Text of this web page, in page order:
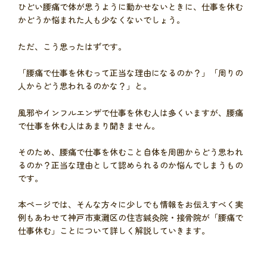
ひどい腰痛で体が思うように動かせないときに、仕事を休む
かどうか悩まれた人も少なくないでしょう。
ただ、こう思ったはずです。
「腰痛で仕事を休むって正当な理由になるのか？」「周りの
人からどう思われるのかな？」と。
風邪やインフルエンザで仕事を休む人は多くいますが、腰痛
で仕事を休む人はあまり聞きません。
そのため、腰痛で仕事を休むこと自体を周囲からどう思われ
るのか？正当な理由として認められるのか悩んでしまうもの
です。
本ページでは、そんな方々に少しでも情報をお伝えすべく実
例もあわせて神戸市東灘区の住吉鍼灸院・接骨院が「腰痛で
仕事休む」ことについて詳しく解説していきます。